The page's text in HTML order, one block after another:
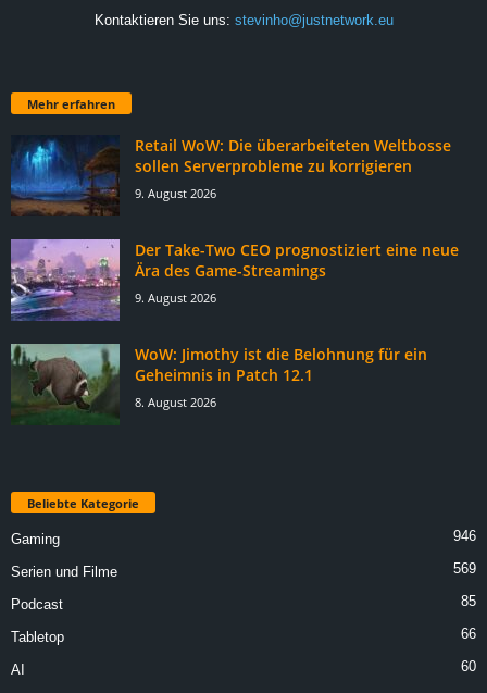
Kontaktieren Sie uns: stevinho@justnetwork.eu
Mehr erfahren
Retail WoW: Die überarbeiteten Weltbosse
sollen Serverprobleme zu korrigieren
9. August 2026
Der Take-Two CEO prognostiziert eine neue
Ära des Game-Streamings
9. August 2026
WoW: Jimothy ist die Belohnung für ein
Geheimnis in Patch 12.1
8. August 2026
Beliebte Kategorie
Gaming 946
Serien und Filme 569
Podcast 85
Tabletop 66
AI
60